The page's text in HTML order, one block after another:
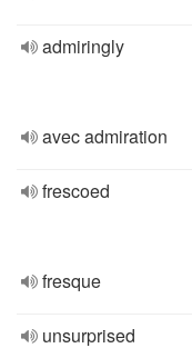
admiringly
avec admiration
frescoed
fresque
unsurprised